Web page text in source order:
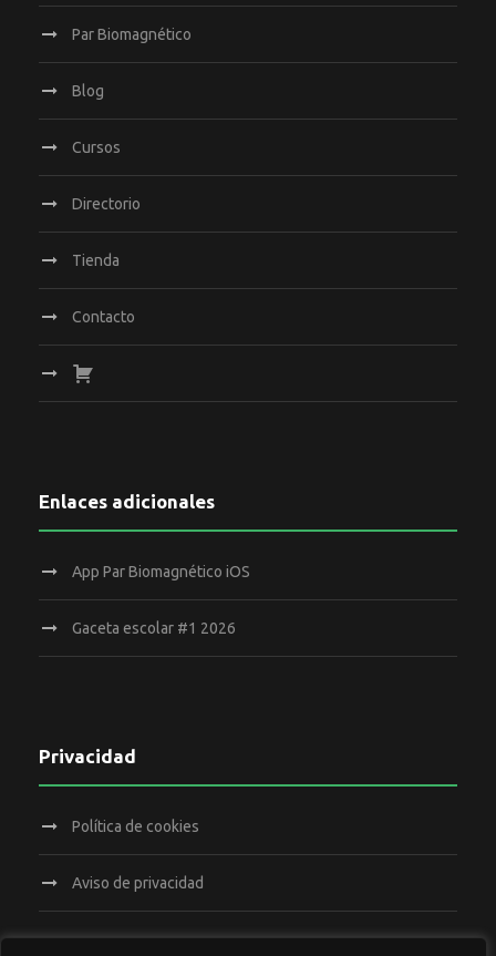
Par Biomagnético
Blog
Cursos
Directorio
Tienda
Contacto
Enlaces adicionales
App Par Biomagnético iOS
Gaceta escolar #1 2026
Privacidad
Política de cookies
Aviso de privacidad